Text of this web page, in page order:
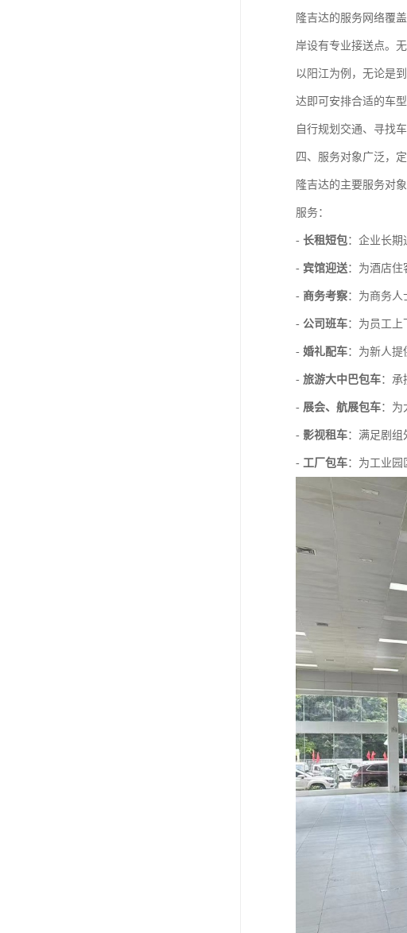
隆吉达的服务网络覆
岸设有专业接送点。
以阳江为例，无论是
达即可安排合适的车
自行规划交通、寻找
四、服务对象广泛，
隆吉达的主要服务对
服务：
- 长租短包：企业长期
- 宾馆迎送：为酒店住
- 商务考察：为商务人
- 公司班车：为员工上
- 婚礼配车：为新人提
- 旅游大中巴包车：承
- 展会、航展包车：为
- 影视租车：满足剧组
- 工厂包车：为工业园